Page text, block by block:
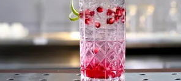
Loan
Hạn
Doanh
Mini Cake